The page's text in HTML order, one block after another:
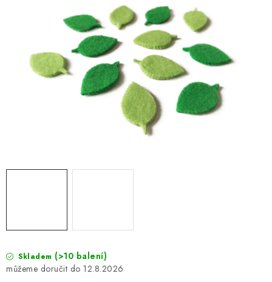
VŠE PRO TVOŘENÍ
KVĚTINY A LISTY
SVATBA
Moje objednávka
Skladem (>10 balení)
12.8.2026